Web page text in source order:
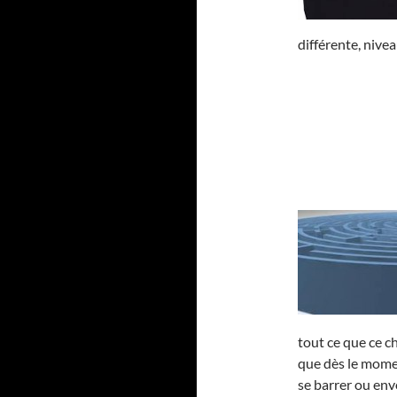
différente,
tout ce que ce
que dès le
se barrer ou